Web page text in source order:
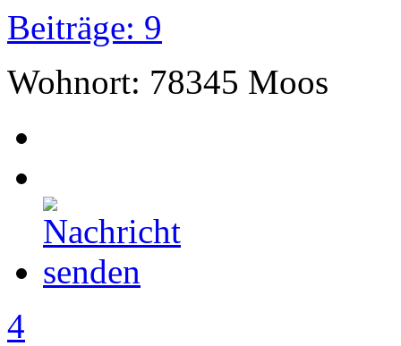
Beiträge: 9
Wohnort: 78345 Moos
4